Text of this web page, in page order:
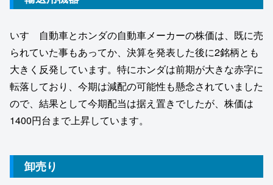
いすゞ自動車とホンダの自動車メーカーの株価は、既に売
られていた事もあってか、決算を発表した後に2銘柄とも
大きく反発しています。特にホンダは前期が大きな赤字に
転落しており、今期は減配の可能性も懸念されていました
ので、結果として今期配当は据え置きでしたが、株価は
1400円台まで上昇しています。
卸売り